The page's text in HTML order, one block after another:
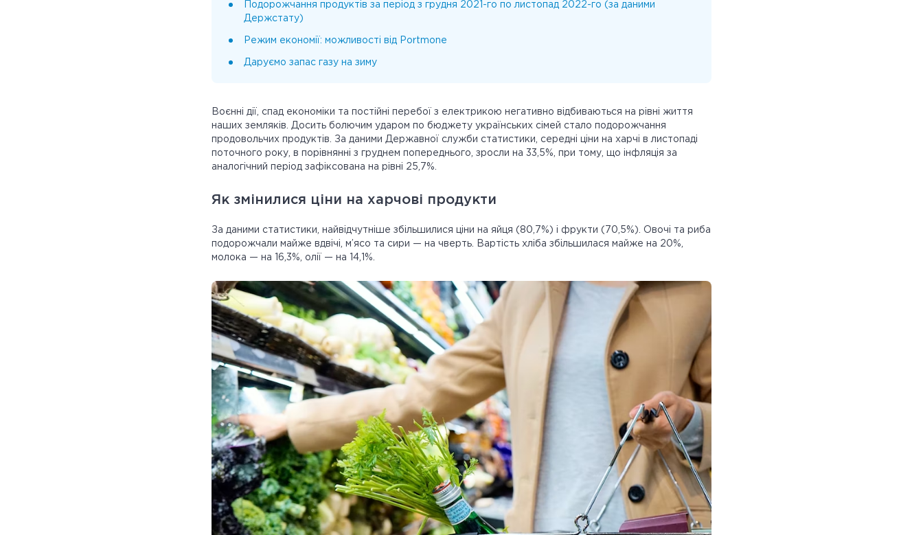
Подорожчання продуктів за період з грудня 2021-го по листопад 2022-го (за даними
Держстату)
Режим економії: можливості від Portmone
Даруємо запас газу на зиму
Воєнні дії, спад економіки та постійні перебої з електрикою негативно відбиваються на рівні життя
наших земляків. Досить болючим ударом по бюджету українських сімей стало подорожчання
продовольчих продуктів. За даними Державної служби статистики, середні ціни на харчі в листопаді
поточного року, в порівнянні з груднем попереднього, зросли на 33,5%, при тому, що інфляція за
аналогічний період зафіксована на рівні 25,7%.
Як змінилися ціни на харчові продукти
За даними статистики, найвідчутніше збільшилися ціни на яйця (80,7%) і фрукти (70,5%). Овочі та риба
подорожчали майже вдвічі, м’ясо та сири — на чверть. Вартість хліба збільшилася майже на 20%,
молока — на 16,3%, олії — на 14,1%.